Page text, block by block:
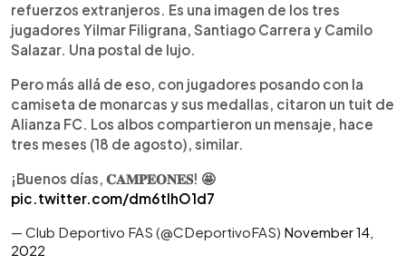
refuerzos extranjeros. Es una imagen de los tres
jugadores Yilmar Filigrana, Santiago Carrera y Camilo
Salazar. Una postal de lujo.
Pero más allá de eso, con jugadores posando con la
camiseta de monarcas y sus medallas, citaron un tuit de
Alianza FC. Los albos compartieron un mensaje, hace
tres meses (18 de agosto), similar.
¡Buenos días, 𝐂𝐀𝐌𝐏𝐄𝐎𝐍𝐄𝐒! 🤩
pic.twitter.com/dm6tlhO1d7
— Club Deportivo FAS (@CDeportivoFAS) November 14,
2022